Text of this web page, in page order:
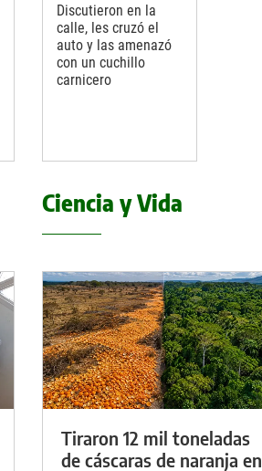
Discutieron en la
calle, les cruzó el
auto y las amenazó
con un cuchillo
carnicero
Ciencia y Vida
Tiraron 12 mil toneladas
de cáscaras de naranja en